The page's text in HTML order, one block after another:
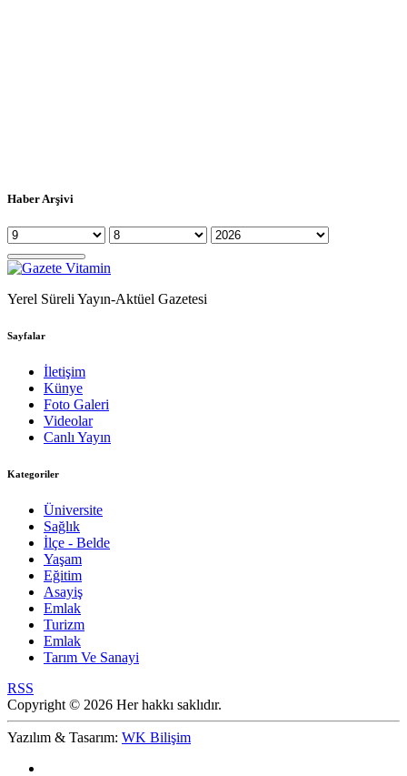
Haber Arşivi
Yerel Süreli Yayın-Aktüel Gazetesi
Sayfalar
İletişim
Künye
Foto Galeri
Videolar
Canlı Yayın
Kategoriler
Üniversite
Sağlık
İlçe - Belde
Yaşam
Eğitim
Asayiş
Emlak
Turizm
Emlak
Tarım Ve Sanayi
RSS
Copyright © 2026 Her hakkı saklıdır.
Yazılım & Tasarım: WK Bilişim